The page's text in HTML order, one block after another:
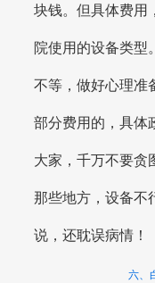
块钱。但具体费用
院使用的设备类型
不等，做好心理准
部分费用的，具体
大家，千万不要贪
那些地方，设备不
说，还耽误病情！
六、